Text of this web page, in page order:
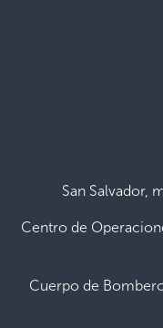
San Salvador,
Centro de
Cuerpo de